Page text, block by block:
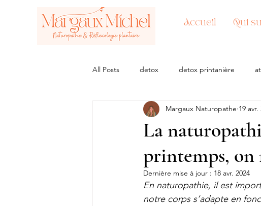
Accueil Qui
All Posts detox detox printanière
approche naturopathie
La
printemps, on
Margaux Naturopathe 19 avr.
Dernière mise à jour : 18 avr. 2024
En naturopathie, il est
notre corps s’adapte en